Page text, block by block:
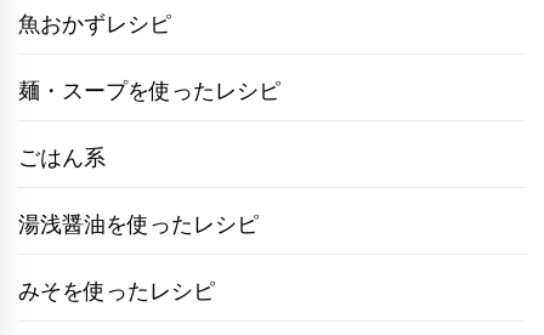
魚おかずレシピ
麺・スープを使ったレシピ
ごはん系
湯浅醤油を使ったレシピ
みそを使ったレシピ